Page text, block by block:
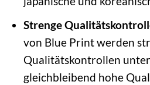
Strenge
von Blue Print werden
Qualitätskontrollen
gleichbleibend hohe